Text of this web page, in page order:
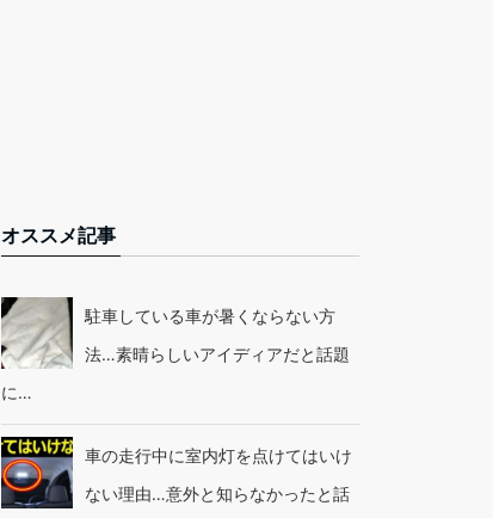
オススメ記事
駐車している車が暑くならない方
法…素晴らしいアイディアだと話題
に…
車の走行中に室内灯を点けてはいけ
ない理由…意外と知らなかったと話